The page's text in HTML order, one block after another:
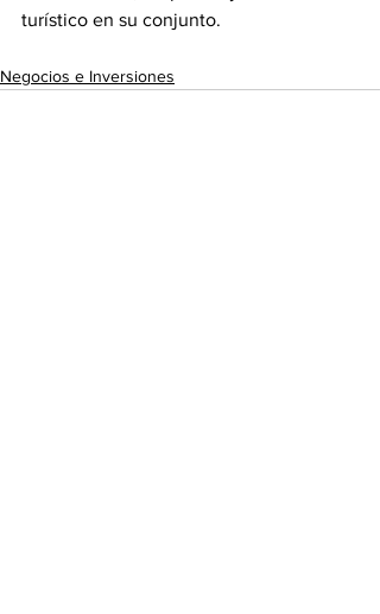
turístico en su conjunto.
Negocios e Inversiones